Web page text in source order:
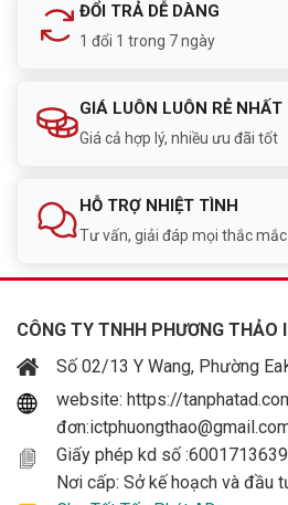
Thông số Chi tiết
Thế hệ
RAM 8GB
Ổ cứng 512GB SSD
Màn hình 14.0 inch
Tỉ lệ màn hình 16:10
Card đồ họa Intel Graphics
ĐỔI TRẢ DỄ DÀNG
1 đổi 1 trong 7 ngày
GIÁ LUÔN LUÔN RẺ NHẤT
Giá cả hợp lý, nhiều ưu đãi tốt
HỖ TRỢ NHIỆT TÌNH
Tư vấn, giải đáp mọi thắc mắc
CÔNG TY TNHH PHƯƠNG THẢO
Số 02/13 Y Wang, Phường
website: https://
Giấy phép kd số
Nơi cấp: Sở kế hoạch và đầu